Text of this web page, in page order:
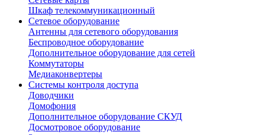
Шкаф телекоммуникационный
Сетевое оборудование
Антенны для сетевого оборудования
Беспроводное оборудование
Дополнительное оборудование для сетей
Коммутаторы
Медиаконвертеры
Системы контроля доступа
Доводчики
Домофония
Дополнительное оборудование СКУД
Досмотровое оборудование